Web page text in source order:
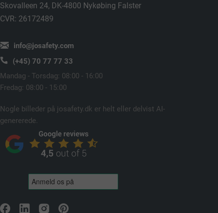
Skovalleen 24, DK-4800 Nykøbing Falster
CVR: 26172489
info@josafety.com
(+45) 70 77 77 33
Mandag - Torsdag: 08:00 - 16:00
Fredag: 08:00 - 15:00
Nogle billeder på josafety.dk er helt eller delvist AI-
genererede.